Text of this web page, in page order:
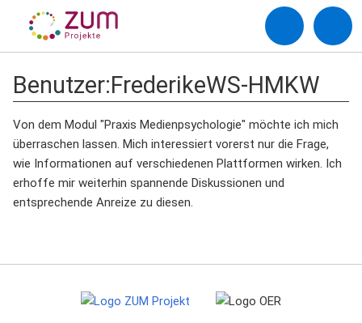
Benutzer:FrederikeWS-HMKW
Von dem Modul "Praxis Medienpsychologie" möchte ich mich
überraschen lassen. Mich interessiert vorerst nur die Frage,
wie Informationen auf verschiedenen Plattformen wirken. Ich
erhoffe mir weiterhin spannende Diskussionen und
entsprechende Anreize zu diesen.